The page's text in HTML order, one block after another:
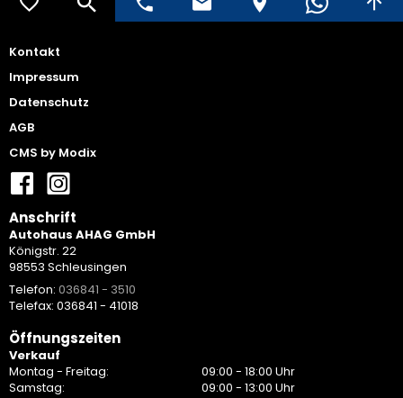
Kontakt
Impressum
Datenschutz
AGB
CMS by Modix
Anschrift
Autohaus AHAG GmbH
Königstr. 22
98553 Schleusingen
Telefon: 036841 - 3510
Telefax: 036841 - 41018
Öffnungszeiten
Verkauf
Montag - Freitag:
09:00 - 18:00 Uhr
Samstag:
09:00 - 13:00 Uhr